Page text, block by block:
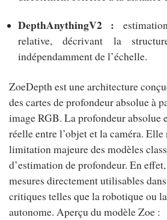
DepthAnythingV2 :
relative, décrivant la
indépendamment de l’échelle.
ZoeDepth est une architecture
des cartes de profondeur absolue à
image RGB. La profondeur absolue
réelle entre l’objet et la caméra. Elle
limitation majeure des modèles
d’estimation de profondeur. En
mesures directement utilisables
critiques telles que la robotique ou
autonome. Aperçu du modèle Zoe :